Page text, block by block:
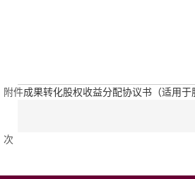
附件成果转化股权收益分配协议书（适用于
次